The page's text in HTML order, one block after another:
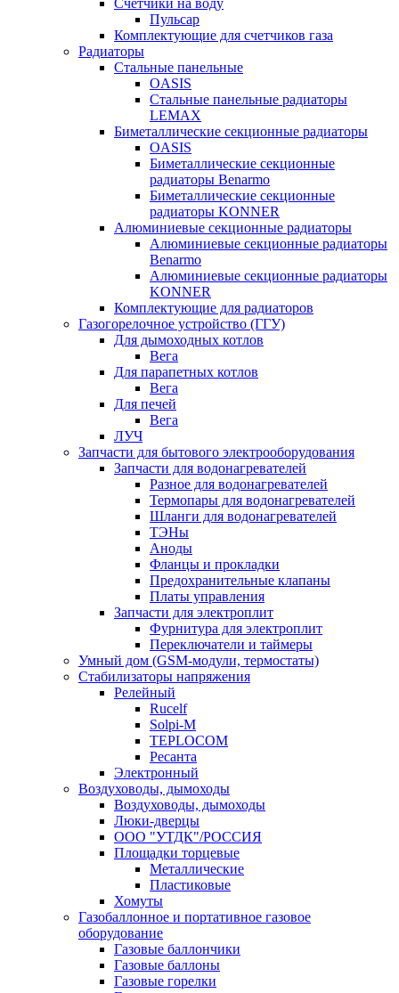
Счетчики на воду
Пульсар
Комплектующие для счетчиков газа
Радиаторы
Стальные панельные
OASIS
Стальные панельные радиаторы
LEMAX
Биметаллические секционные радиаторы
OASIS
Биметаллические секционные
радиаторы Benarmo
Биметаллические секционные
радиаторы KONNER
Алюминиевые секционные радиаторы
Алюминиевые секционные радиаторы
Benarmo
Алюминиевые секционные радиаторы
KONNER
Комплектующие для радиаторов
Газогорелочное устройство (ГГУ)
Для дымоходных котлов
Вега
Для парапетных котлов
Вега
Для печей
Вега
ЛУЧ
Запчасти для бытового электрооборудования
Запчасти для водонагревателей
Разное для водонагревателей
Термопары для водонагревателей
Шланги для водонагревателей
ТЭНы
Аноды
Фланцы и прокладки
Предохранительные клапаны
Платы управления
Запчасти для электроплит
Фурнитура для электроплит
Переключатели и таймеры
Умный дом (GSM-модули, термостаты)
Cтабилизаторы напряжения
Релейный
Rucelf
Solpi-M
TEPLOCOM
Ресанта
Электронный
Воздуховоды, дымоходы
Воздуховоды, дымоходы
Люки-дверцы
ООО "УТДК"/РОССИЯ
Площадки торцевые
Металлические
Пластиковые
Хомуты
Газобаллонное и портативное газовое
оборудование
Газовые баллончики
Газовые баллоны
Газовые горелки